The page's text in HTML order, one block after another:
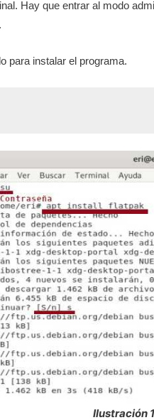
Hay que entrar al modo
para instalar el programa.
Ilustración